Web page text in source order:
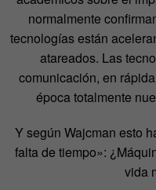
normalmente
tecnologías están
atareados. Las
comunicación, en
época totalmente
Y según Wajcman esto
falta de tiempo»:
vida